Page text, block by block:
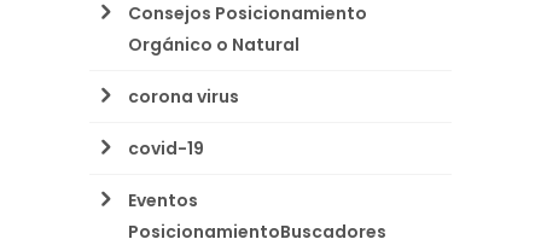
Consejos Posicionamiento
Orgánico o Natural
corona virus
covid-19
Eventos
PosicionamientoBuscadores